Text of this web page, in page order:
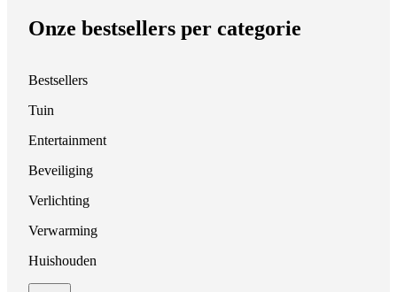
Onze bestsellers per categorie
Bestsellers
Tuin
Entertainment
Beveiliging
Verlichting
Verwarming
Huishouden